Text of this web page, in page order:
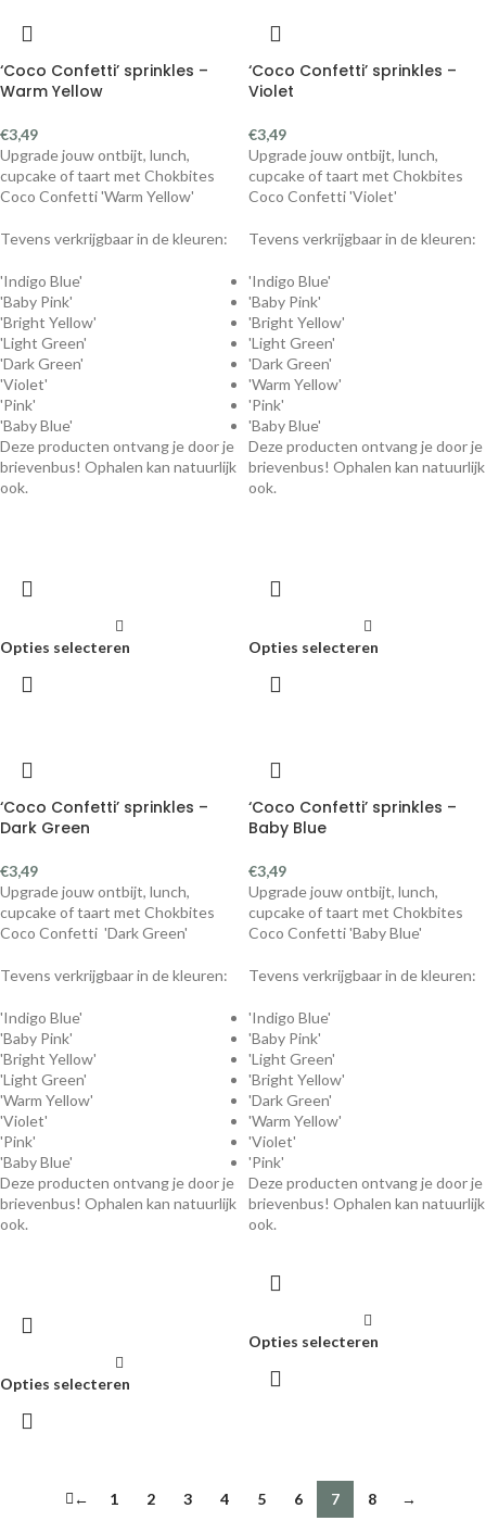
‘Coco Confetti’ sprinkles –
Warm Yellow
€3,49
Upgrade jouw ontbijt, lunch,
cupcake of taart met Chokbites
Coco Confetti 'Warm Yellow'
Tevens verkrijgbaar in de kleuren:
'Indigo Blue'
'Baby Pink'
'Bright Yellow'
'Light Green'
'Dark Green'
'Violet'
'Pink'
'Baby Blue'
Deze producten ontvang je door je
brievenbus! Ophalen kan natuurlijk
ook.
Opties selecteren
‘Coco Confetti’ sprinkles –
Violet
€3,49
Upgrade jouw ontbijt, lunch,
cupcake of taart met Chokbites
Coco Confetti 'Violet'
Tevens verkrijgbaar in de kleuren:
'Indigo Blue'
'Baby Pink'
'Bright Yellow'
'Light Green'
'Dark Green'
'Warm Yellow'
'Pink'
'Baby Blue'
Deze producten ontvang je door je
brievenbus! Ophalen kan natuurlijk
ook.
Opties selecteren
‘Coco Confetti’ sprinkles –
Dark Green
€3,49
Upgrade jouw ontbijt, lunch,
cupcake of taart met Chokbites
Coco Confetti 'Dark Green'
Tevens verkrijgbaar in de kleuren:
'Indigo Blue'
'Baby Pink'
'Bright Yellow'
'Light Green'
'Warm Yellow'
'Violet'
'Pink'
'Baby Blue'
Deze producten ontvang je door je
brievenbus! Ophalen kan natuurlijk
ook.
Opties selecteren
‘Coco Confetti’ sprinkles –
Baby Blue
€3,49
Upgrade jouw ontbijt, lunch,
cupcake of taart met Chokbites
Coco Confetti 'Baby Blue'
Tevens verkrijgbaar in de kleuren:
'Indigo Blue'
'Baby Pink'
'Light Green'
'Bright Yellow'
'Dark Green'
'Warm Yellow'
'Violet'
'Pink'
Deze producten ontvang je door je
brievenbus! Ophalen kan natuurlijk
ook.
Opties selecteren
← 1 2 3 4 5 6 7 8 →